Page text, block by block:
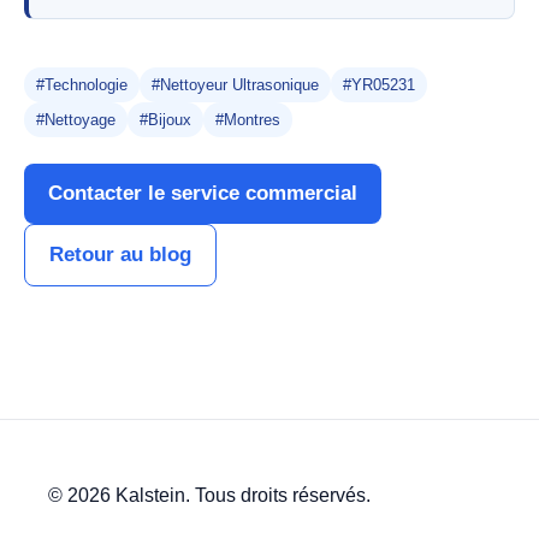
#Technologie #Nettoyeur Ultrasonique
#YR05231
#Nettoyage
#Bijoux #Montres
Contacter le service commercial
Retour au blog
© 2026 Kalstein. Tous droits réservés.